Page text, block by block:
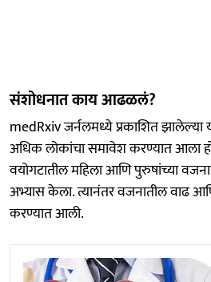
संशोधनात काय आढळलं?
medRxiv जर्नलमध्ये प्रकाशित झालेल्या
अधिक लोकांचा समावेश करण्यात आला
वयोगटातील महिला आणि पुरुषांच्या
अभ्यास केला. त्यानंतर वजनातील वाढ
करण्यात आली.